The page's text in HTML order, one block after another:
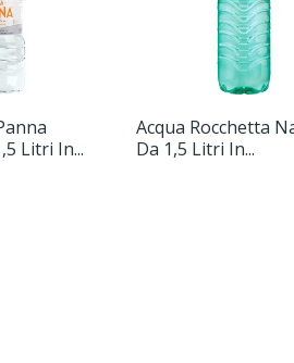
Litri In...
Acqua Rocchetta
Da 1,5 Litri In...